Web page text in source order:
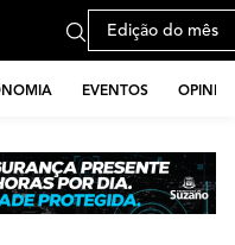
Edição do mês
EVENTOS